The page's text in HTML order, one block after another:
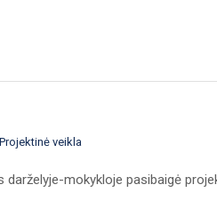
Projektinė veikla
darželyje-mokykloje pasibaigė